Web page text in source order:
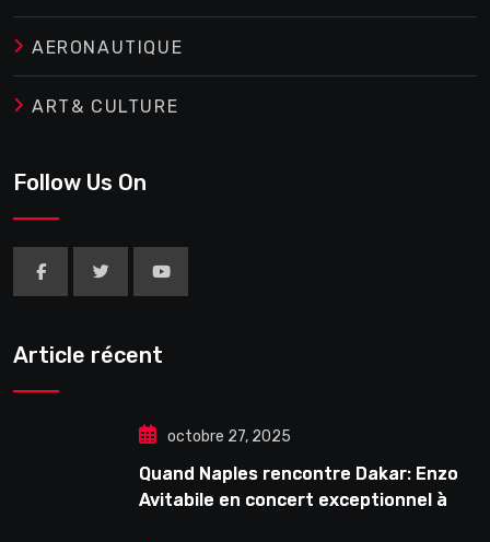
AERONAUTIQUE
ART& CULTURE
Follow Us On
Article récent
octobre 27, 2025
Quand Naples rencontre Dakar: Enzo
Avitabile en concert exceptionnel à